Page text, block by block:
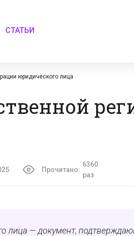
СТАТЬИ
юридического лица
Прочитано:
6360
раз
лица — документ,